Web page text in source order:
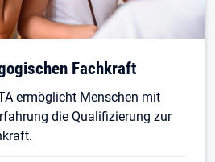
Fachkraft
ermöglicht Menschen mit
die Qualifizierung zur